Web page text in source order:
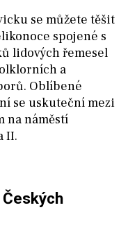
se můžete těšit
spojené s
lidových řemesel
a
Oblíbené
se uskuteční mezi
na náměstí
II.